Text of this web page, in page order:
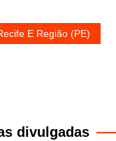
E Região (PE)
divulgadas